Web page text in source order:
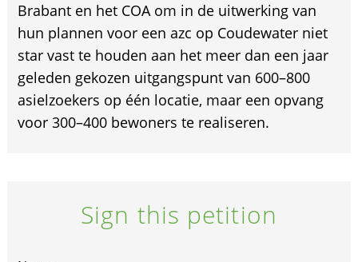
Brabant en het COA om in de uitwerking van
hun plannen voor een azc op Coudewater niet
star vast te houden aan het meer dan een jaar
geleden gekozen uitgangspunt van 600–800
asielzoekers op één locatie, maar een opvang
voor 300–400 bewoners te realiseren.
Sign this petition